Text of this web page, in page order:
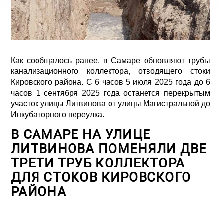
Как сообщалось ранее, в Самаре обновляют трубы
канализационного коллектора, отводящего стоки
Кировского района. С 6 часов 5 июля 2025 года до 6
часов 1 сентября 2025 года останется перекрытым
участок улицы Литвинова от улицы Магистральной до
Инкубаторного переулка.
В САМАРЕ НА УЛИЦЕ
ЛИТВИНОВА ПОМЕНЯЛИ ДВЕ
ТРЕТИ ТРУБ КОЛЛЕКТОРА
ДЛЯ СТОКОВ КИРОВСКОГО
РАЙОНА